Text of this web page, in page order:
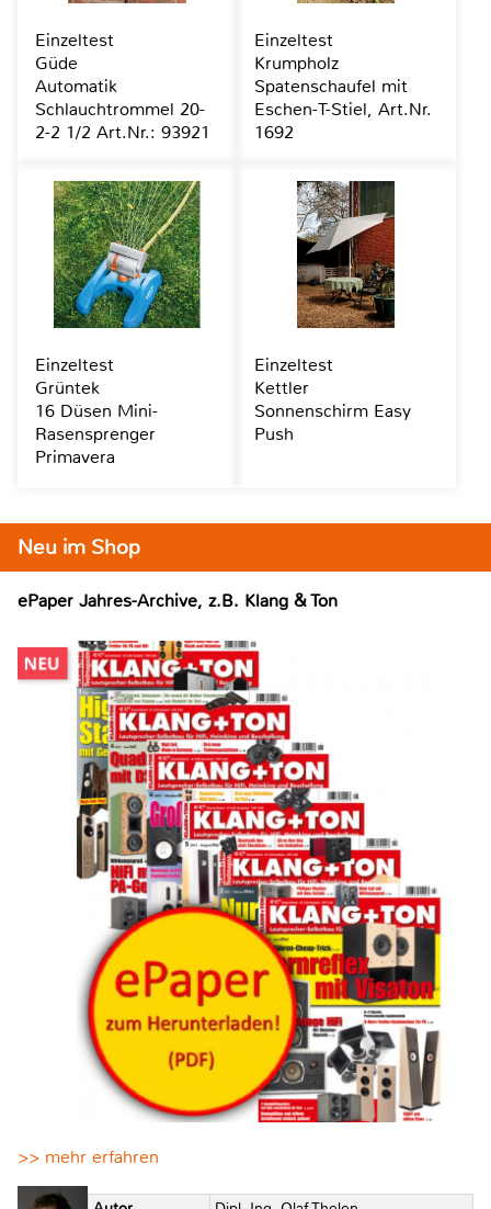
Neu im Shop
ePaper Jahres-Archive, z.B. Klang & Ton
>> mehr erfahren
Einzeltest
Güde
Automatik
Schlauchtrommel 20-
2-2 1/2 Art.Nr.: 93921
Einzeltest
Krumpholz
Spatenschaufel mit
Eschen-T-Stiel, Art.Nr.
1692
Einzeltest
Grüntek
16 Düsen Mini-
Rasensprenger
Primavera
Einzeltest
Kettler
Sonnenschirm Easy
Push